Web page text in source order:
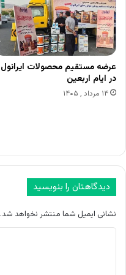
عرضه مستقیم محصولات ایرانول
در ایام اربعین
۱۴ مرداد , ۱۴۰۵
دیدگاهتان را بنویسید
نشانی ایمیل شما منتشر نخواهد شد.